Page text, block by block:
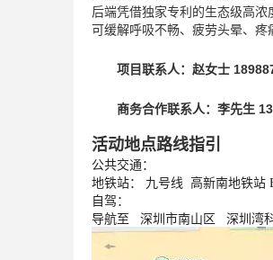
后端凭借独家专利的生态级高
可缓解呼吸不畅、疲劳头晕、疼
项目联系人：赵女士
商务合作联系人：李先生
活动地点路线指引
公共交通：
地铁站： 九号线 高新南地铁站
自驾：
导航至 深圳市南山区 深圳湾科